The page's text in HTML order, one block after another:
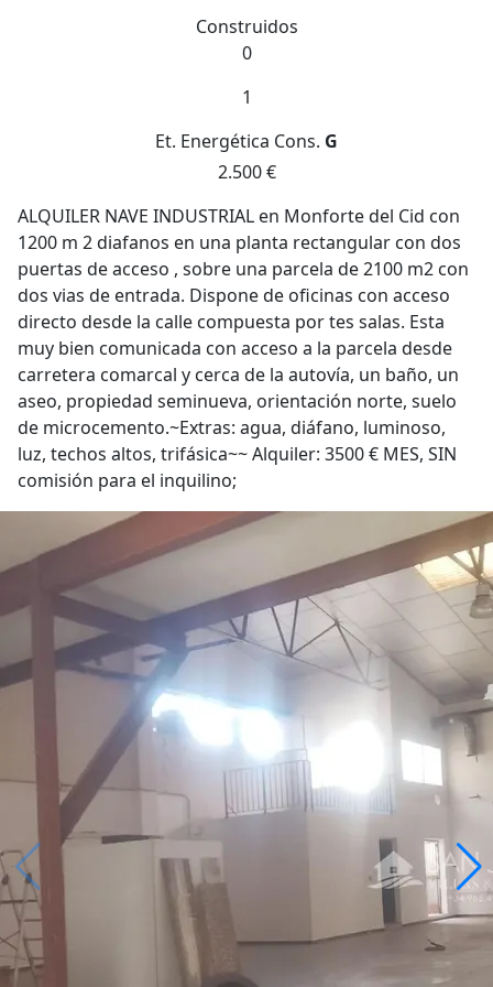
Construidos
0
1
Et. Energética Cons. G
2.500 €
ALQUILER NAVE INDUSTRIAL en Monforte del Cid con
1200 m 2 diafanos en una planta rectangular con dos
puertas de acceso , sobre una parcela de 2100 m2 con
dos vias de entrada. Dispone de oficinas con acceso
directo desde la calle compuesta por tes salas. Esta
muy bien comunicada con acceso a la parcela desde
carretera comarcal y cerca de la autovía, un baño, un
aseo, propiedad seminueva, orientación norte, suelo
de microcemento.~Extras: agua, diáfano, luminoso,
luz, techos altos, trifásica~~ Alquiler: 3500 € MES, SIN
comisión para el inquilino;